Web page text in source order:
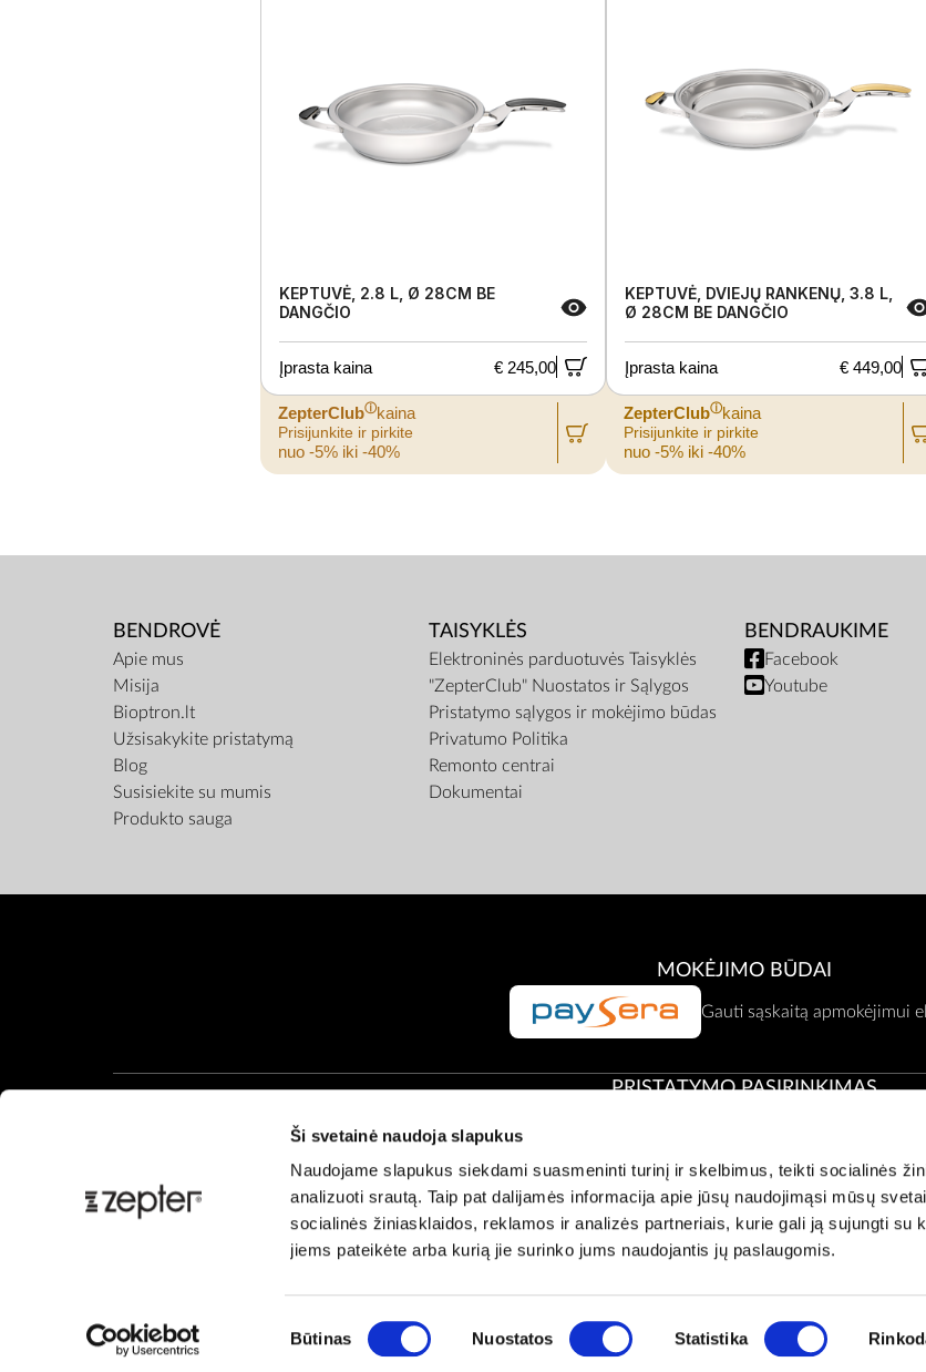
Ši svetainė naudoja slapukus
Naudojame slapukus siekdami suasmeninti turinį ir skelbimus, teikti socialinės
analizuoti srautą. Taip pat dalijamės informacija apie jūsų naudojimąsi mūsų
socialinės žiniasklaidos, reklamos ir analizės partneriais, kurie gali ją sujungti su
jiems pateikėte arba kurią jie surinko jums naudojantis jų paslaugomis.
pasirinkimas
Būtinas Nuostatos Statistika
KEPTUVĖ, 2.8 L, Ø 28CM BE
DANGČIO
Įprasta kaina € 245,00
ZepterClubⓘkaina
Prisijunkite ir pirkite
nuo -5% iki -40%
KEPTUVĖ, DVIEJŲ RANKENŲ, 3.8 L,
Ø 28CM BE DANGČIO
Įprasta kaina € 449,00
ZepterClubⓘkaina
Prisijunkite ir pirkite
nuo -5% iki -40%
BENDROVĖ
Apie mus
Misija
Bioptron.lt
Užsisakykite pristatymą
Blog
Susisiekite su mumis
Produkto sauga
TAISYKLĖS
Elektroninės parduotuvės Taisyklės
"ZepterClub" Nuostatos ir Sąlygos
Pristatymo sąlygos ir mokėjimo būdas
Privatumo Politika
Remonto centrai
Dokumentai
BENDRAUKIME
Facebook
Youtube
MOKĖJIMO BŪDAI
Gauti sąskaitą apmokėjimui
PRISTATYMO PASIRINKIMAS
Klientų aptarnavimas:office@zepter.lt;Tel:0 800 00001, (05)